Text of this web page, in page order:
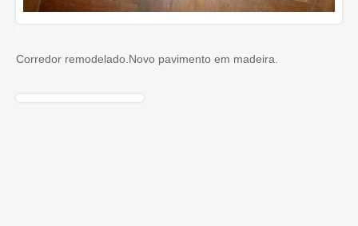
Corredor remodelado.Novo pavimento em madeira.